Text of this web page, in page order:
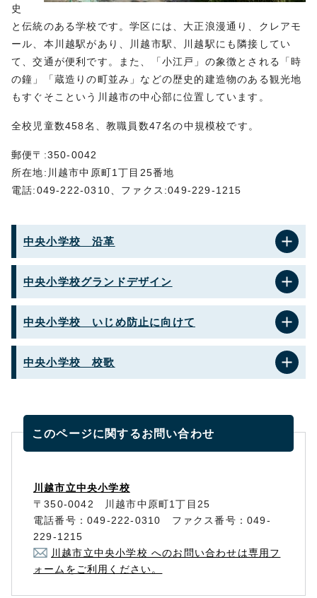
史
と伝統のある学校です。学区には、大正浪漫通り、クレアモ
ール、本川越駅があり、川越市駅、川越駅にも隣接してい
て、交通が便利です。また、「小江戸」の象徴とされる「時
の鐘」「蔵造りの町並み」などの歴史的建造物のある観光地
もすぐそこという川越市の中心部に位置しています。
全校児童数458名、教職員数47名の中規模校です。
郵便〒:350-0042
所在地:川越市中原町1丁目25番地
電話:049-222-0310、ファクス:049-229-1215
中央小学校 沿革
中央小学校グランドデザイン
中央小学校 いじめ防止に向けて
中央小学校 校歌
このページに関するお問い合わせ
川越市立中央小学校
〒350-0042 川越市中原町1丁目25
電話番号：049-222-0310 ファクス番号：049-
229-1215
川越市立中央小学校 へのお問い合わせは専用フ
ォームをご利用ください。